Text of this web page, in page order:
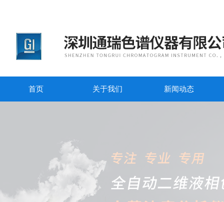
首页 关于我们 新闻动态